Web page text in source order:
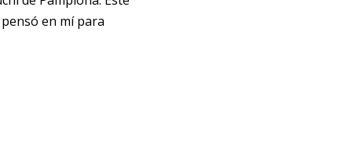
en mí para